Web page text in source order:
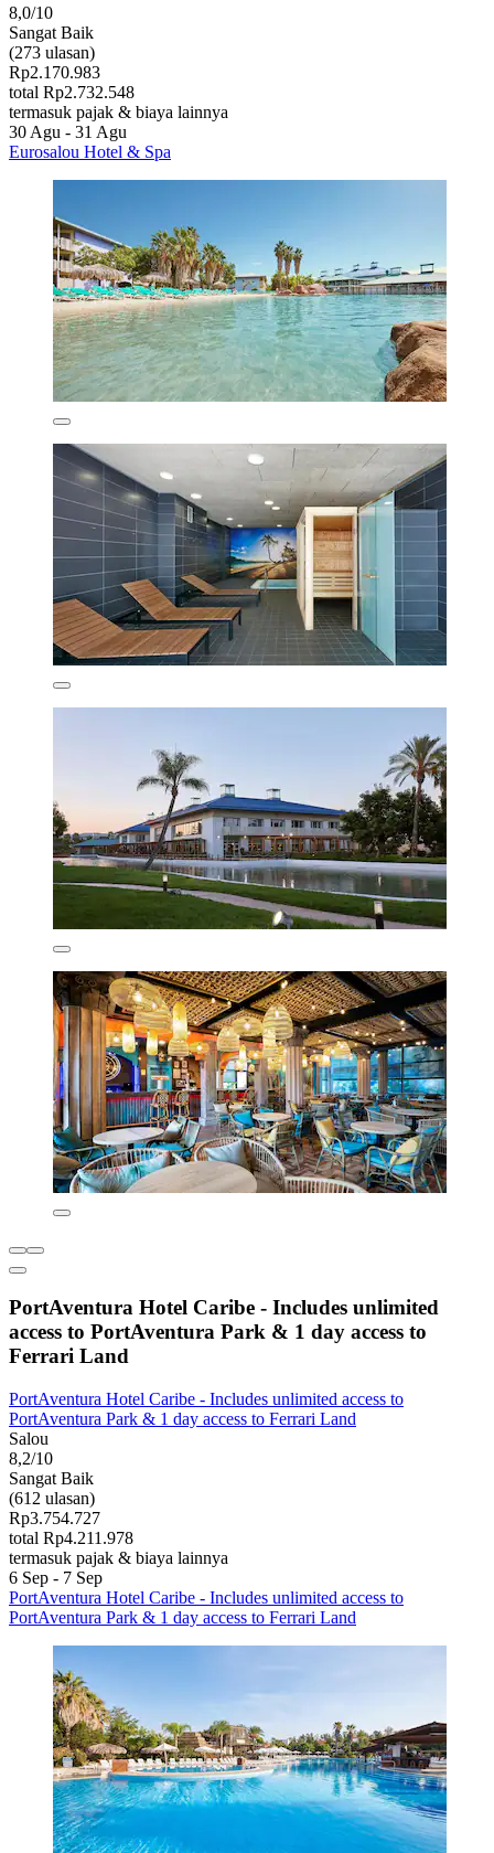
8,0/10
Sangat Baik
(273 ulasan)
Rp2.170.983
total Rp2.732.548
termasuk pajak & biaya lainnya
30 Agu - 31 Agu
Eurosalou Hotel & Spa
PortAventura Hotel Caribe - Includes unlimited
access to PortAventura Park & 1 day access to
Ferrari Land
PortAventura Hotel Caribe - Includes unlimited access to
PortAventura Park & 1 day access to Ferrari Land
Salou
8,2/10
Sangat Baik
(612 ulasan)
Rp3.754.727
total Rp4.211.978
termasuk pajak & biaya lainnya
6 Sep - 7 Sep
PortAventura Hotel Caribe - Includes unlimited access to
PortAventura Park & 1 day access to Ferrari Land